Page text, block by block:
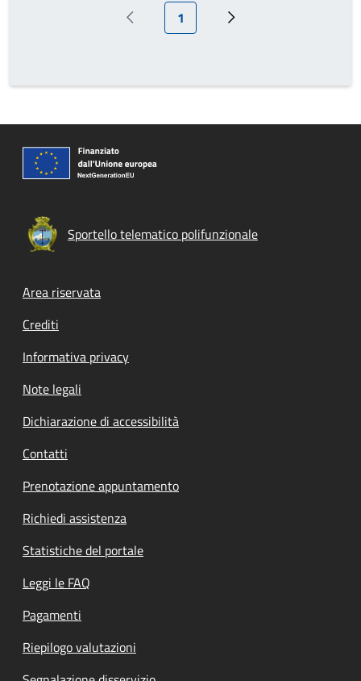
Pagina precedente
Pagina attuale
1 Prossima pagina
Sportello telematico polifunzionale
Footer menu
Area riservata
Crediti
Informativa privacy
Note legali
Dichiarazione di accessibilità
Contatti
Prenotazione appuntamento
Richiedi assistenza
Statistiche del portale
Leggi le FAQ
Pagamenti
Riepilogo valutazioni